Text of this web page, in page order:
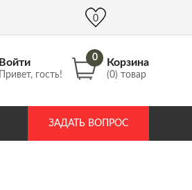
info@DrozdPcp.ru
Войти
Привет, гость!
0 Корзина
(0) товар
ЗАДАТЬ ВОПРОС
0